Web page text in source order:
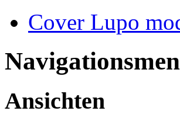
Cover Lupo
Ansichten